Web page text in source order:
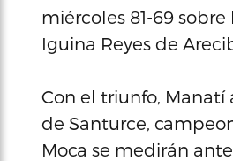
miércoles 81-69 sobre
Iguina Reyes de
Con el triunfo, Manatí
de Santurce,
Moca se medirán